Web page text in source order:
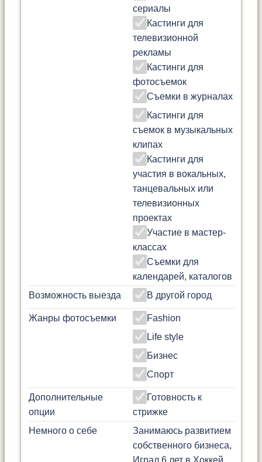
сериалы
Кастинги для
телевизионной
рекламы
Кастинги для
фотосъемок
Съемки в журналах
Кастинги для
съемок в музыкальных
клипах
Кастинги для
участия в вокальных,
танцевальных или
телевизионных
проектах
Участие в мастер-
классах
Съемки для
календарей, каталогов
Возможность выезда
В другой город
Жанры фотосъемки
Fashion
Life style
Бизнес
Спорт
Дополнительные
опции
Готовность к
стрижке
Немного о себе
Занимаюсь развитием
собственного бизнеса,
Играл 6 лет в Хоккей,